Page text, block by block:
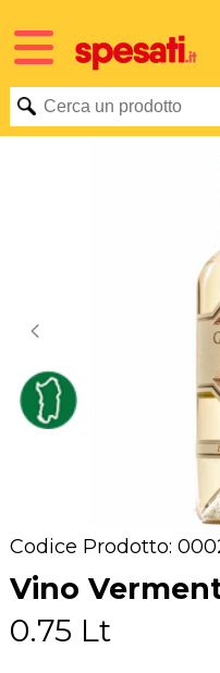
Codice Prodotto:
Vino
0.75 Lt